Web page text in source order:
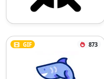
GIF 873